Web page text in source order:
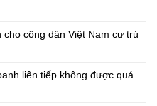
công dân Việt Nam cư trú
liên tiếp không được quá